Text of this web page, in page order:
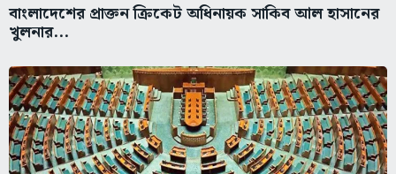
বাংলাদেশের প্রাক্তন ক্রিকেট অধিনায়ক সাকিব আল হাসানের
খুলনার...